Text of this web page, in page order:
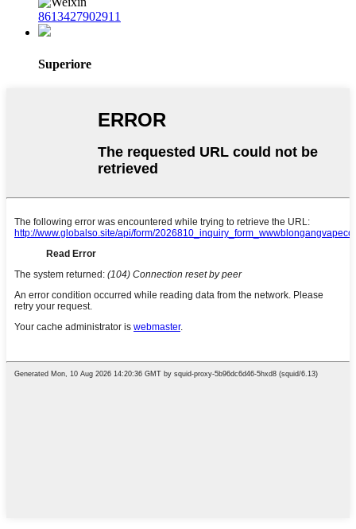
8613427902911
Superiore